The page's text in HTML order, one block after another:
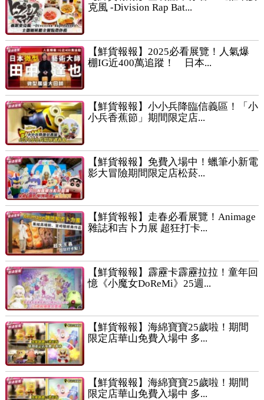
克風 -Division Rap Bat...
【鮮貨報報】2025必看展覽！人氣爆
棚IG近400萬追蹤！ 日本...
【鮮貨報報】小小兵降臨信義區！「小
小兵香蕉節」期間限定店...
【鮮貨報報】免費入場中！蠟筆小新電
影大冒險期間限定店松菸...
【鮮貨報報】走春必看展覽！Animage
雜誌和吉卜力展 超狂打卡...
【鮮貨報報】霹靂卡霹靂拉拉！童年回
憶《小魔女DoReMi》25週...
【鮮貨報報】海綿寶寶25歲啦！期間
限定店華山免費入場中 多...
【鮮貨報報】海綿寶寶25歲啦！期間
限定店華山免費入場中 多...